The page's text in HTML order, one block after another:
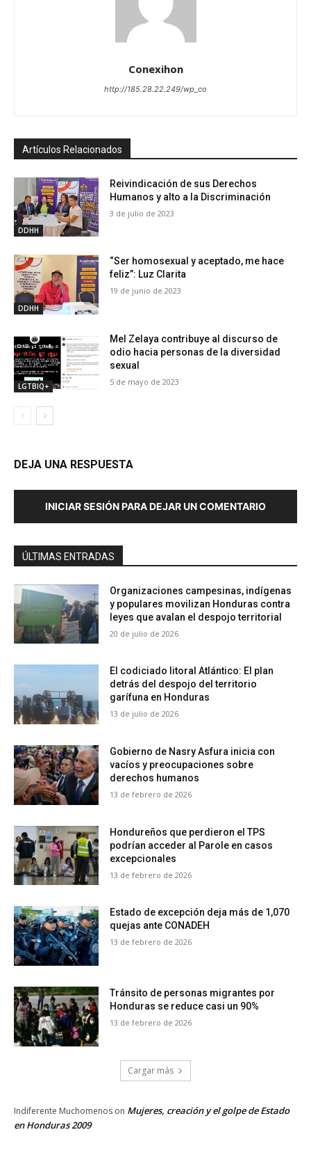
Conexihon
http://185.28.22.249/wp_co
Artículos Relacionados
DDHH
Reivindicación de sus Derechos
Humanos y alto a la Discriminación
3 de julio de 2023
DDHH
“Ser homosexual y aceptado, me hace
feliz”: Luz Clarita
19 de junio de 2023
LGTBIQ+
Mel Zelaya contribuye al discurso de
odio hacia personas de la diversidad
sexual
5 de mayo de 2023
DEJA UNA RESPUESTA
INICIAR SESIÓN PARA DEJAR UN COMENTARIO
ÚLTIMAS ENTRADAS
Organizaciones campesinas, indígenas
y populares movilizan Honduras contra
leyes que avalan el despojo territorial
20 de julio de 2026
El codiciado litoral Atlántico: El plan
detrás del despojo del territorio
garífuna en Honduras
13 de julio de 2026
Gobierno de Nasry Asfura inicia con
vacíos y preocupaciones sobre
derechos humanos
13 de febrero de 2026
Hondureños que perdieron el TPS
podrían acceder al Parole en casos
excepcionales
13 de febrero de 2026
Estado de excepción deja más de 1,070
quejas ante CONADEH
13 de febrero de 2026
Tránsito de personas migrantes por
Honduras se reduce casi un 90%
13 de febrero de 2026
Cargar más
Indiferente Muchomenos on Mujeres, creación y el golpe de Estado
en Honduras 2009